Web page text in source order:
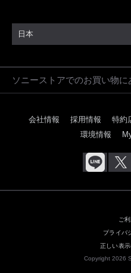
日本
ソニーストアでのお買い物に
会社情報 採用情報 特約
環境情報
ご
プライバ
正しい表
Copyright 2026